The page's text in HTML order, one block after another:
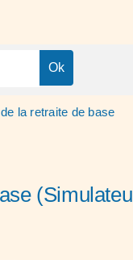
la retraite de base